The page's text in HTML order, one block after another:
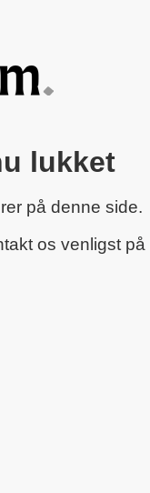
lukket
på denne side.
os venligst på